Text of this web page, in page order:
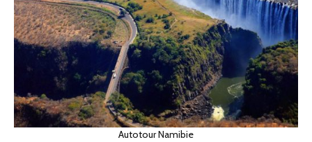
Autotour Namibie